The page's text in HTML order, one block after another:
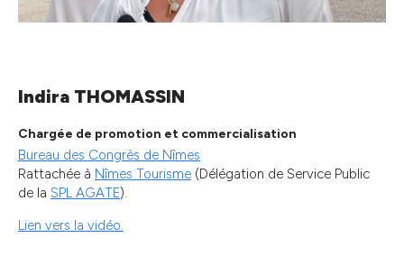
Indira THOMASSIN
Chargée de promotion et commercialisation
Bureau des Congrès de Nîmes
Rattachée à Nîmes Tourisme (Délégation de Service Public
de la SPL AGATE).
Lien vers la vidéo.